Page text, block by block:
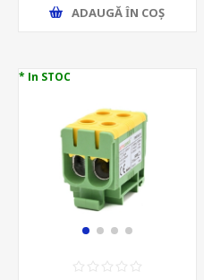
ADAUGĂ ȊN COŞ
* In STOC